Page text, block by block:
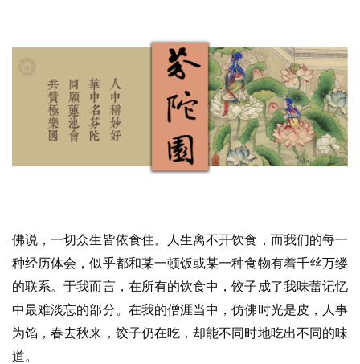
佛说，一切众生皆依食住。人生离不开饮食，而我们的每一
种经历体会，似乎都和某一顿饭或某一种食物有着千丝万缕
的联系。于我而言，在所有的饮食中，饺子成了我味蕾记忆
中最难淡忘的部分。在我的僧涯当中，仿佛时光是皮，人事
为馅，春去秋来，饺子仍在吃，却能不同时地吃出不同的味
道。